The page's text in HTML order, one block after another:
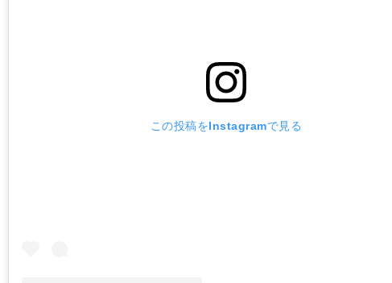
この投稿をInstagramで見る